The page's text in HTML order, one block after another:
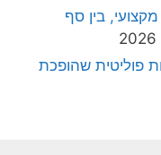
בין סף
פוליטית שהופכת